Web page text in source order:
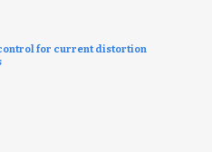
for current distortion